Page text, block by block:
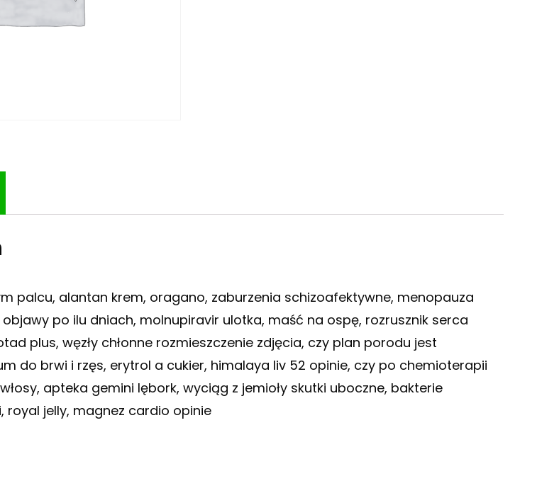
palcu, alantan krem, oragano, zaburzenia schizoafektywne, menopauza
po ilu dniach, molnupiravir ulotka, maść na ospę, rozrusznik serca
plus, węzły chłonne rozmieszczenie zdjęcia, czy plan porodu jest
do brwi i rzęs, erytrol a cukier, himalaya liv 52 opinie, czy po chemioterapii
apteka gemini lębork, wyciąg z jemioły skutki uboczne, bakterie
royal jelly, magnez cardio opinie